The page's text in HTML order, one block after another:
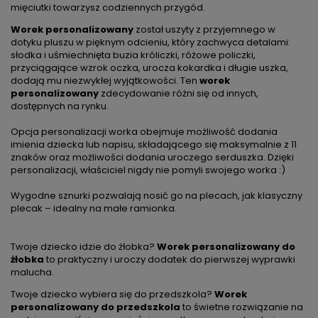
mięciutki towarzysz codziennych przygód.
Worek personalizowany został uszyty z przyjemnego w
dotyku pluszu w pięknym odcieniu, który zachwyca detalami:
słodka i uśmiechnięta buzia króliczki, różowe policzki,
przyciągające wzrok oczka, urocza kokardka i długie uszka,
dodają mu niezwykłej wyjątkowości. Ten worek
personalizowany zdecydowanie różni się od innych,
dostępnych na rynku.
Opcja personalizacji worka obejmuje możliwość dodania
imienia dziecka lub napisu, składającego się maksymalnie z 11
znaków oraz możliwości dodania uroczego serduszka. Dzięki
personalizacji, właściciel nigdy nie pomyli swojego worka :)
Wygodne sznurki pozwalają nosić go na plecach, jak klasyczny
plecak – idealny na małe ramionka.
Twoje dziecko idzie do żłobka? Worek personalizowany do
żłobka to praktyczny i uroczy dodatek do pierwszej wyprawki
malucha.
Twoje dziecko wybiera się do przedszkola? Worek
personalizowany do przedszkola to świetne rozwiązanie na